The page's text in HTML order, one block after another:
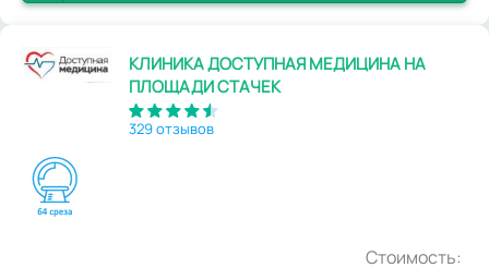
КЛИНИКА ДОСТУПНАЯ МЕДИЦИНА НА
ПЛОЩАДИ СТАЧЕК
329 отзывов
Стоимость: